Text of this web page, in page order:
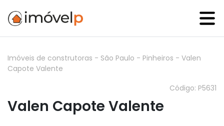
Imóveis de construtoras - São Paulo - Pinheiros - Valen
Capote Valente
Código: P5631
Valen Capote Valente